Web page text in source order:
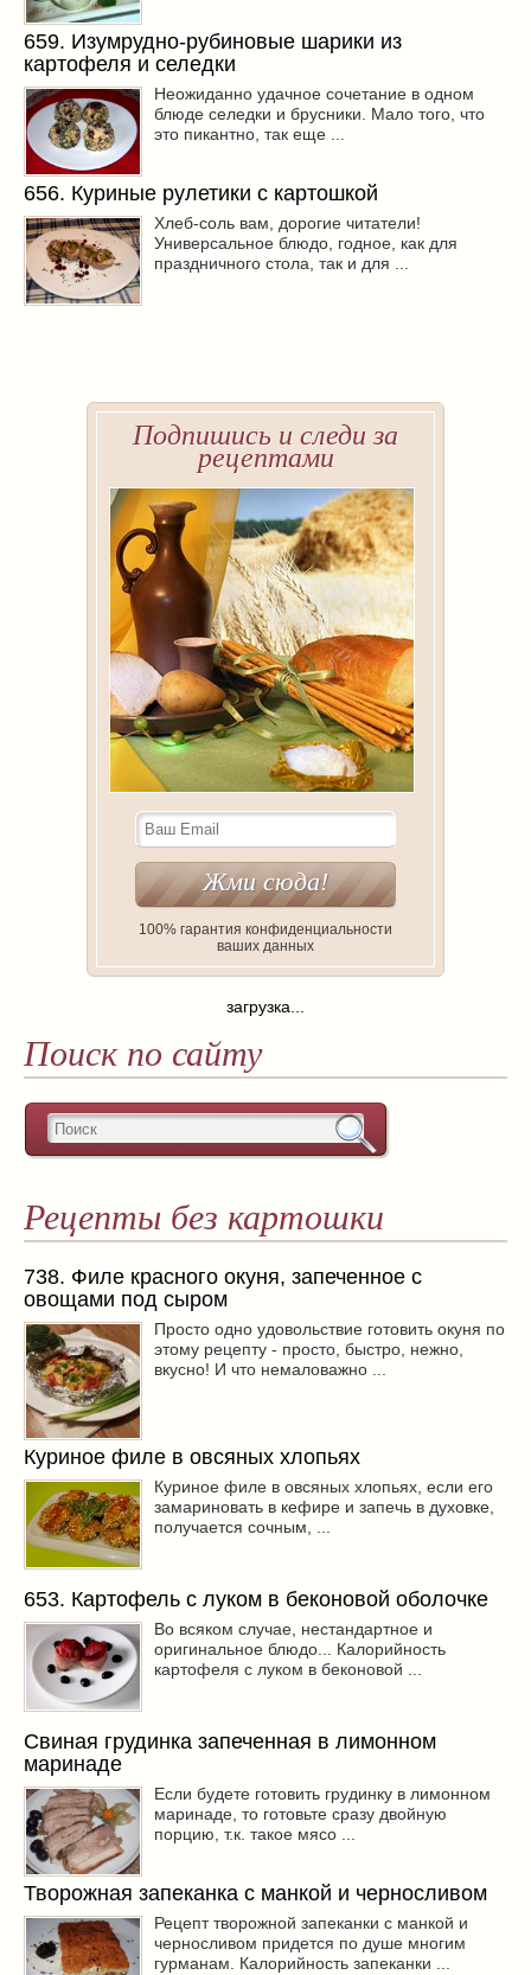
659. Изумрудно-рубиновые шарики из
картофеля и селедки
Неожиданно удачное сочетание в одном
блюде селедки и брусники. Мало того, что
это пикантно, так еще ...
656. Куриные рулетики с картошкой
Хлеб-соль вам, дорогие читатели!
Универсальное блюдо, годное, как для
праздничного стола, так и для ...
Подпишись и следи за
рецептами
100% гарантия конфиденциальности
ваших данных
загрузка...
Поиск по сайту
Рецепты без картошки
738. Филе красного окуня, запеченное с
овощами под сыром
Просто одно удовольствие готовить окуня по
этому рецепту - просто, быстро, нежно,
вкусно! И что немаловажно ...
Куриное филе в овсяных хлопьях
Куриное филе в овсяных хлопьях, если его
замариновать в кефире и запечь в духовке,
получается сочным, ...
653. Картофель с луком в беконовой оболочке
Во всяком случае, нестандартное и
оригинальное блюдо... Калорийность
картофеля с луком в беконовой ...
Свиная грудинка запеченная в лимонном
маринаде
Если будете готовить грудинку в лимонном
маринаде, то готовьте сразу двойную
порцию, т.к. такое мясо ...
Творожная запеканка с манкой и черносливом
Рецепт творожной запеканки с манкой и
черносливом придется по душе многим
гурманам. Калорийность запеканки ...